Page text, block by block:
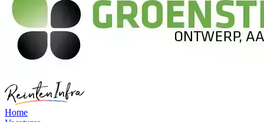
Home